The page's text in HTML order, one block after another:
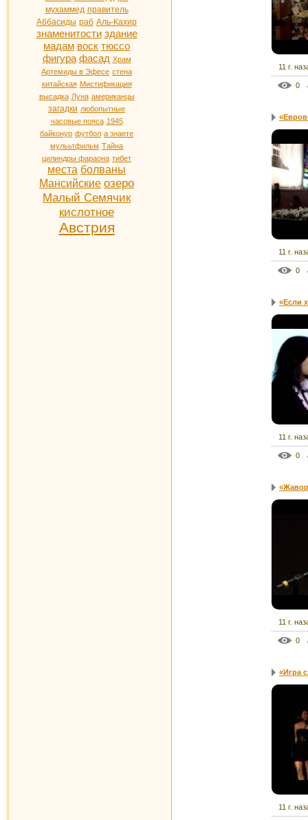
мухаммед правитель
Аббасиды раб Аль-Кахир
знаменитости здание
мадам воск тюссо
фигура фасад Храм
Артемиды в Эфесе стена
китайская Мистификация
высадка Луна американцы
загадки любопытные
часовые пояса 1945
байконур футбол а знаете
мулььтфильм Тайна
цилиндры фараона тибет
места болваны
Мансийские озеро
Малый Семячик
кислотное
Австрия
11 г.
0
11 г.
0
«Если
11 г.
0
11 г.
0
«Игра
11 г.